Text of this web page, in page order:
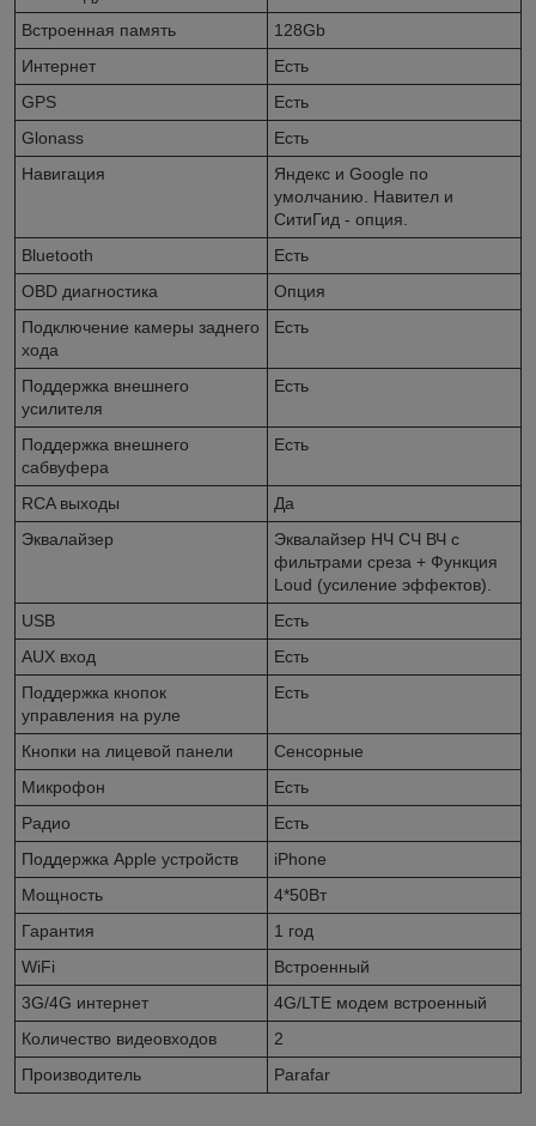
Встроенная память
128Gb
Интернет
Есть
GPS
Есть
Glonass
Есть
Навигация
Яндекс и Googlе по
умолчанию. Навител и
СитиГид - опция.
Bluetooth
Есть
OBD диагностика
Опция
Подключение камеры заднего
хода
Есть
Поддержка внешнего
усилителя
Есть
Поддержка внешнего
сабвуфера
Есть
RCA выходы
Да
Эквалайзер
Эквалайзер НЧ СЧ ВЧ с
фильтрами среза + Функция
Loud (усиление эффектов).
USB
Есть
AUX вход
Есть
Поддержка кнопок
управления на руле
Есть
Кнопки на лицевой панели
Сенсорные
Микрофон
Есть
Радио
Есть
Поддержка Apple устройств
iPhone
Мощность
4*50Вт
Гарантия
1 год
WiFi
Встроенный
3G/4G интернет
4G/LTE модем встроенный
Количество видеовходов
2
Производитель
Parafar